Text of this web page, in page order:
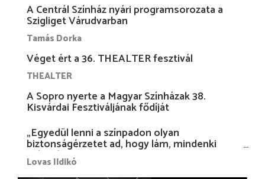
A Centrál Színház nyári programsorozata a
Szigliget Várudvarban
Tamás Dorka
Véget ért a 36. THEALTER fesztivál
THEALTER
A Sopro nyerte a Magyar Színházak 38.
Kisvárdai Fesztiváljának fődíját
„Egyedül lenni a színpadon olyan
biztonságérzetet ad, hogy lám, mindenki
más nélkül is megvagyok magammal…”
Lovas Ildikó